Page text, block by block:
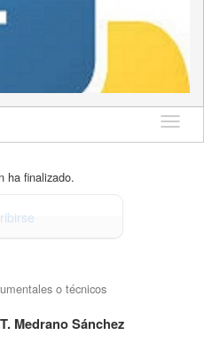
Idioma
ha finalizado.
o técnicos
Medrano Sánchez